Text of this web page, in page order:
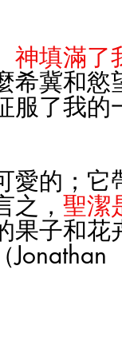
神填滿了
希冀和慾
服了我的
愛的；它
， 聖潔
果子和花